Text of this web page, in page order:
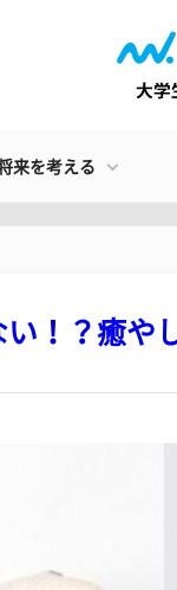
来を考える
！？癒や